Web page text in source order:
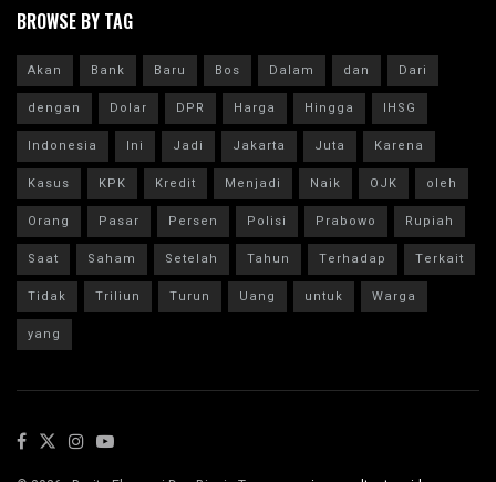
BROWSE BY TAG
Akan Bank Baru Bos Dalam dan
Dari
dengan
Dolar DPR Harga Hingga
IHSG
Indonesia
Ini Jadi Jakarta Juta
Karena
Kasus
KPK Kredit Menjadi Naik OJK
oleh
Orang
Pasar Persen Polisi Prabowo
Rupiah
Saat
Saham Setelah Tahun Terhadap
Terkait
Tidak
Triliun Turun Uang untuk
Warga
yang